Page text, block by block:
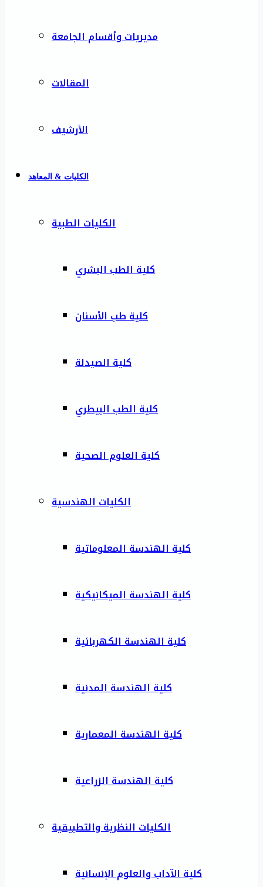
مديريات وأقسام الجامعة
المقالات
الأرشيف
الكليات & المعاهد
الكليات الطبية
كلية الطب البشري
كلية طب الأسنان
كلية الصيدلة
كلية الطب البيطري
كلية العلوم الصحية
الكليات الهندسية
كلية الهندسة المعلوماتية
كلية الهندسة الميكانيكية
كلية الهندسة الكهربائية
كلية الهندسة المدنية
كلية الهندسة المعمارية
كلية الهندسة الزراعية
الكليات النظرية والتطبيقية
كلية الآداب والعلوم الإنسانية